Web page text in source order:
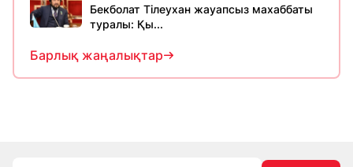
Бекболат Тілеухан жауапсыз махаббаты
туралы: Қы...
Барлық жаңалықтар